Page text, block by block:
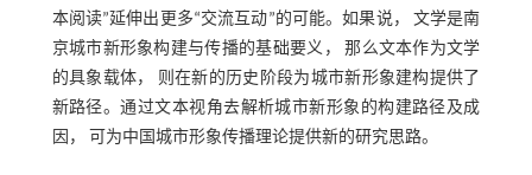
本阅读”延伸出更多“交流互动”的可能。如果说， 文学是南
京城市新形象构建与传播的基础要义， 那么文本作为文学
的具象载体， 则在新的历史阶段为城市新形象建构提供了
新路径。通过文本视角去解析城市新形象的构建路径及成
因， 可为中国城市形象传播理论提供新的研究思路。